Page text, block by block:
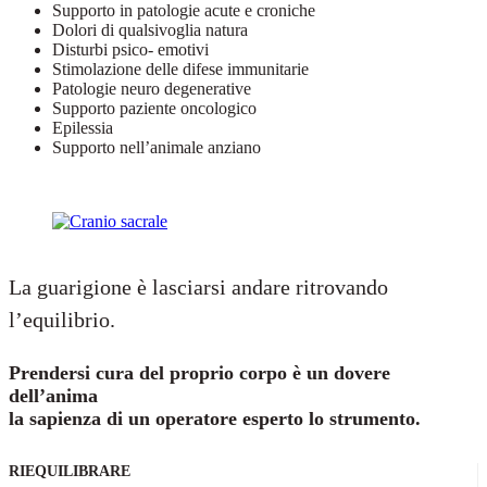
Supporto in patologie acute e croniche
Dolori di qualsivoglia natura
Disturbi psico- emotivi
Stimolazione delle difese immunitarie
Patologie neuro degenerative
Supporto paziente oncologico
Epilessia
Supporto nell’animale anziano
La guarigione è lasciarsi andare ritrovando
l’equilibrio.
Prendersi cura del proprio corpo è un dovere
dell’anima
la sapienza di un operatore esperto lo strumento.
RIEQUILIBRARE